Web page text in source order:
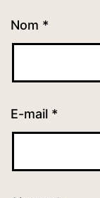
Nom *
E-mail *